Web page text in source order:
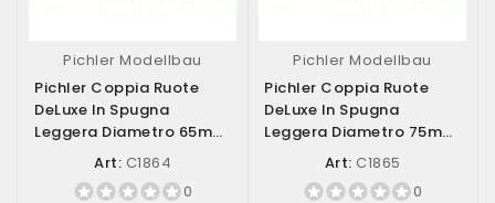
Pichler Modellbau
Pichler Coppia Ruote
DeLuxe In Spugna
Leggera Diametro 65mm
(art. C1864)
Art: C1864
0
Pichler Modellbau
Pichler Coppia Ruote
DeLuxe In Spugna
Leggera Diametro 75mm
(art. C1865)
Art: C1865
0